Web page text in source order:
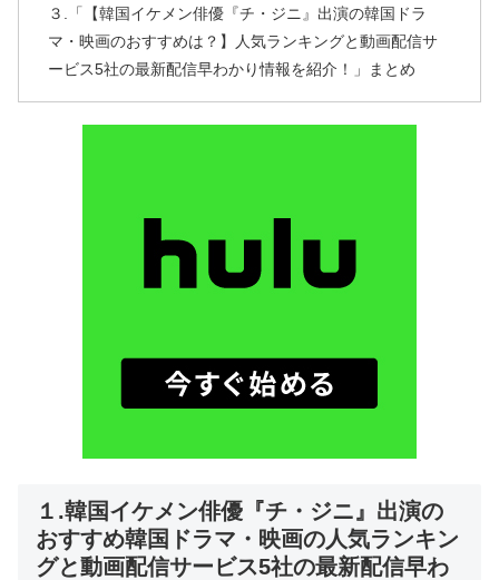
３.「【韓国イケメン俳優『チ・ジニ』出演の韓国ドラ
マ・映画のおすすめは？】人気ランキングと動画配信サ
ービス5社の最新配信早わかり情報を紹介！」まとめ
１.韓国イケメン俳優『チ・ジニ』出演の
おすすめ韓国ドラマ・映画の人気ランキン
グと動画配信サービス5社の最新配信早わ